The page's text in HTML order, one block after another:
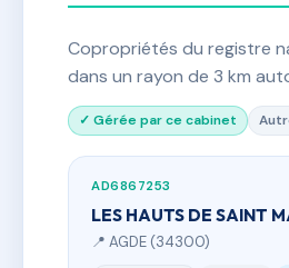
Copropriétés du registre
dans un rayon de 3 km
✓ Gérée par ce cabinet
AD6867253
LES HAUTS DE SAINT
📍 AGDE (34300)